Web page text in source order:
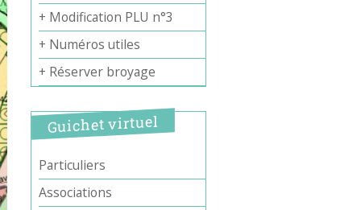
+ Modification PLU n°3
+ Numéros utiles
+ Réserver broyage
Guichet virtuel
Particuliers
Associations